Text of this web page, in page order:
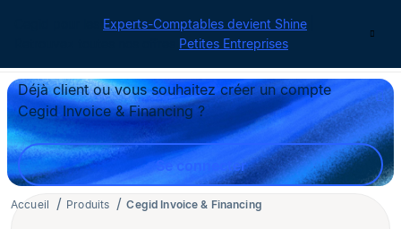
Experts-Comptables devient Shine
Petites Entreprises
Déjà client ou vous souhaitez créer un compte
Cegid Invoice & Financing ?
Se connecter
Accueil Produits Cegid Invoice & Financing